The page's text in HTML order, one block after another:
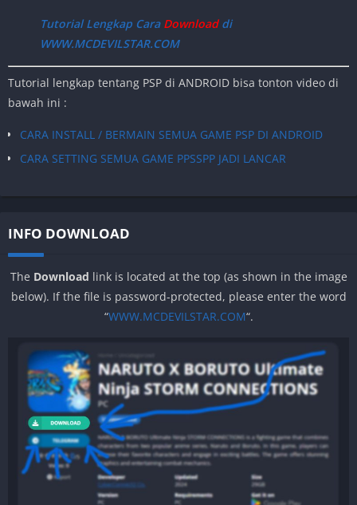
Undercover PPSSPP
Tutorial Lengkap CaraDownloaddi
WWW.MCDEVILSTAR.COM
Tutorial lengkap tentang PSP di ANDROID bisa tonton video di
bawah ini :
CARA INSTALL / BERMAIN SEMUA GAME PSP DI ANDROID
CARA SETTING SEMUA GAME PPSSPP JADI LANCAR
INFO DOWNLOAD
The Download link is located at the top (as shown in the image
below). If the file is password-protected, please enter the word
“WWW.MCDEVILSTAR.COM“.